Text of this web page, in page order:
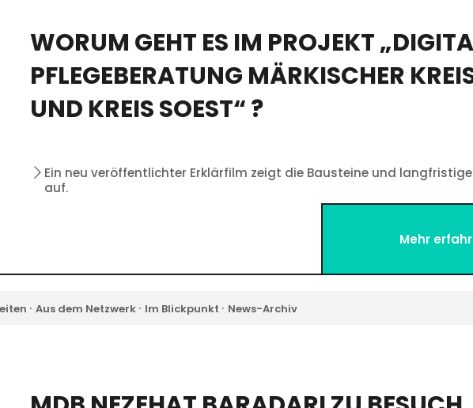
WORUM GEHT ES IM PROJEKT
PFLEGEBERATUNG MÄRKISCHER
UND KREIS SOEST“ ?
Ein neu veröffentlichter Erklärfilm zeigt die Bausteine und
auf.
Mehr
· Aus dem Netzwerk · Im Blickpunkt · News-Archiv